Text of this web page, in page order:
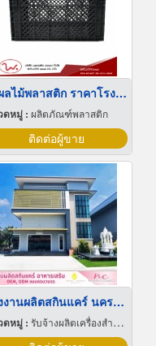
ลังผลไม้พลาสติก ราคาโรงงาน
ดหมู่ : ผลิตภัณฑ์พลาสติก
ติดต่อผู้ขาย
โรงงานผลิตสกินแคร์ นครปฐม
ดหมู่ : รับจ้างผลิตเครื่องสำอาง